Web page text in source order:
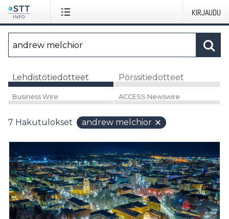
KIRJAUDU
Lehdistötiedotteet Pörssitiedotteet
Business Wire ACCESS Newswire
7 Hakutulokset andrew melchior